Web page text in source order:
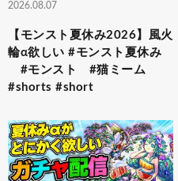
2026.08.07
【モンスト夏休み2026】風火
輪α欲しい #モンスト夏休み
#モンスト #猫ミーム
#shorts #short